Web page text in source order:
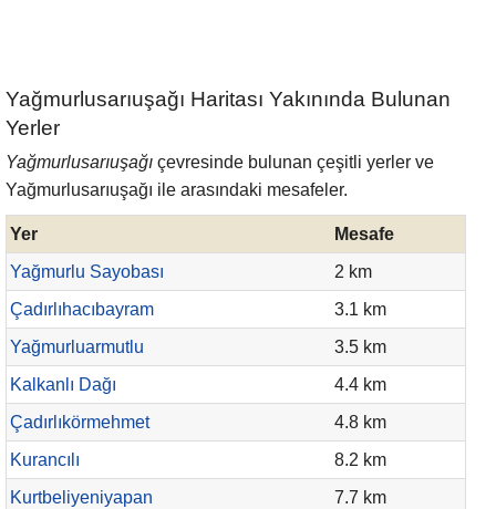
Yağmurlusarıuşağı Haritası Yakınında Bulunan
Yerler
Yağmurlusarıuşağı çevresinde bulunan çeşitli yerler ve
Yağmurlusarıuşağı ile arasındaki mesafeler.
Yer
Mesafe
Yağmurlu Sayobası
2 km
Çadırlıhacıbayram
3.1 km
Yağmurluarmutlu
3.5 km
Kalkanlı Dağı
4.4 km
Çadırlıkörmehmet
4.8 km
Kurancılı
8.2 km
Kurtbeliyeniyapan
7.7 km